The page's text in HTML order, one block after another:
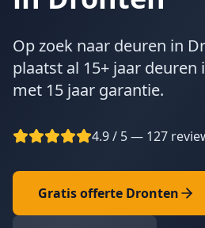
Op zoek naar deuren in
plaatst al 15+ jaar deuren
met 15 jaar garantie.
4.9 / 5 — 127
Gratis offerte Dronten